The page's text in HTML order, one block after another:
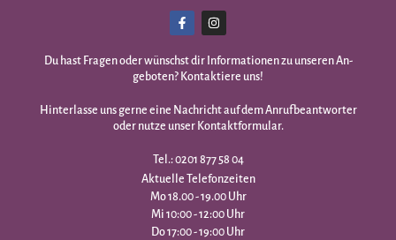
Du hast Fragen oder wünschst dir Infor­mationen zu unseren An­
geboten? Kontaktiere uns!
Hinterlasse uns gerne eine Nachricht auf dem Anrufbeantworter
oder nutze unser Kontaktformular.
Tel.: 0201 877 58 04
Aktuelle Telefonzeiten
Mo 18.00 - 19.00 Uhr
Mi 10:00 - 12:00 Uhr
Do 17:00 - 19:00 Uhr